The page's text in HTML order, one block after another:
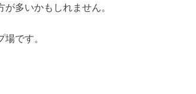
多いかもしれません。
です。